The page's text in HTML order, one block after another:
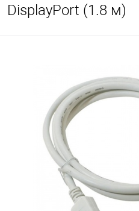
DisplayPort (1.8 м)